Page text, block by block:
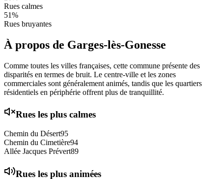
Rues calmes
51%
Rues bruyantes
À propos de Garges-lès-Gonesse
Comme toutes les villes françaises, cette commune présente des
disparités en termes de bruit. Le centre-ville et les zones
commerciales sont généralement animés, tandis que les quartiers
résidentiels en périphérie offrent plus de tranquillité.
Rues les plus calmes
Chemin du Désert95
Chemin du Cimetière94
Allée Jacques Prévert89
Rues les plus animées